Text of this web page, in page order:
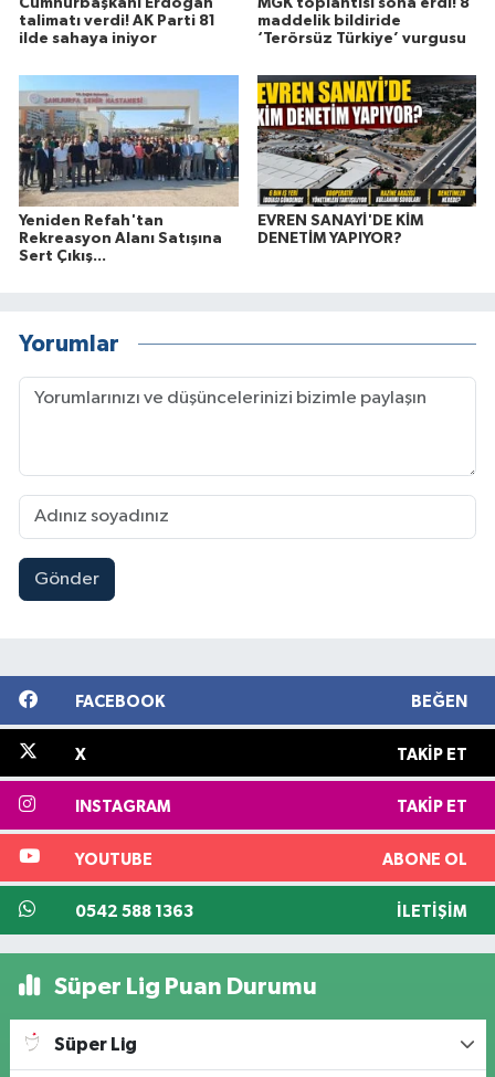
talimatı verdi! AK Parti 81
ilde sahaya iniyor
maddelik bildiride
‘Terörsüz Türkiye’ vurgusu
Yeniden Refah'tan
Rekreasyon Alanı Satışına
Sert Çıkış...
EVREN SANAYİ'DE KİM
DENETİM YAPIYOR?
Yorumlar
Gönder
FACEBOOK BEĞEN
X TAKIP ET
INSTAGRAM TAKIP ET
YOUTUBE ABONE OL
0542 588 1363 İLETIŞIM
Süper Lig Puan Durumu
Süper Lig